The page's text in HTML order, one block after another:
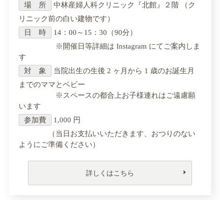
場 所
中林産婦人科クリニック『北館』２階 （ク
リニック前の白い建物です）
日 時
14：00～15：30（90分）
※開催日等詳細は Instagram にてご案内しま
す
対 象
当院出生の生後 2 ヶ月から 1 歳のお誕生月
までのママとベビー
※スペースの都合上お子様連れはご遠慮願
います
参加費
1,000 円
（当日お支払いいただきます、おつりのない
ようにご準備ください）
詳しくはこちら